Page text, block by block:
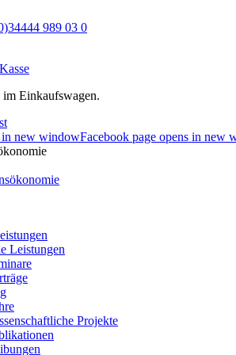
989 03 0
Kasse
Einkaufswagen.
in new windowFacebook page opens in new
Leistungen
Projekte